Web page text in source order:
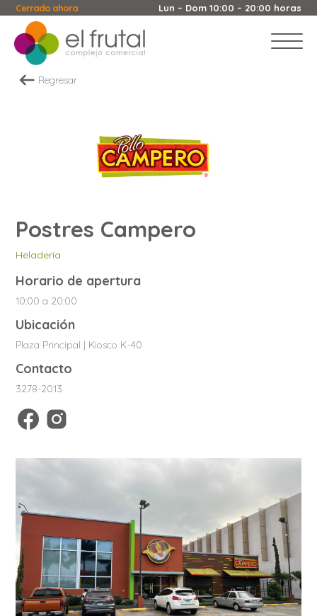
Cerrado ahora Lun – Dom 10:00 – 20:00 horas
Regresar
Postres Campero
Heladería
Horario de apertura
10:00 a 20:00
Ubicación
Plaza Principal | Kiosco K-40
Contacto
3278-2013